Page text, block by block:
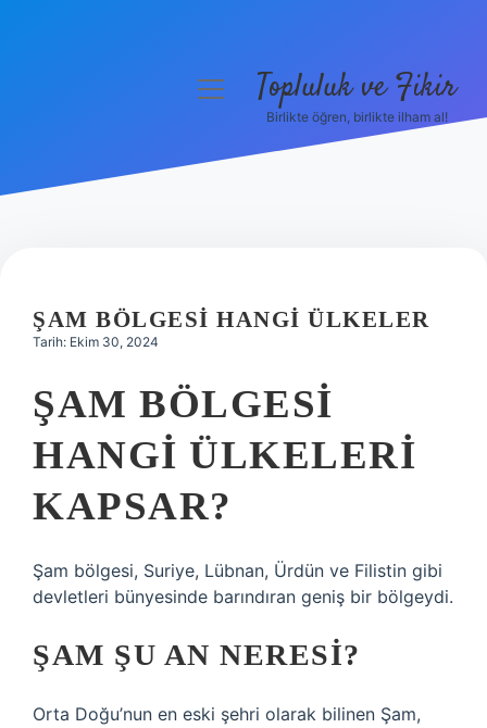
Hakkımızda
menüyüTopluluk ve Fikir
Birlikte öğren, birlikte ilham al!
ŞAM BÖLGESI HANGI ÜLKELER
Tarih: Ekim 30, 2024
ŞAM BÖLGESI
HANGI ÜLKELERI
KAPSAR?
Şam bölgesi, Suriye, Lübnan, Ürdün ve Filistin gibi
devletleri bünyesinde barındıran geniş bir bölgeydi.
ŞAM ŞU AN NERESI?
Orta Doğu’nun en eski şehri olarak bilinen Şam,